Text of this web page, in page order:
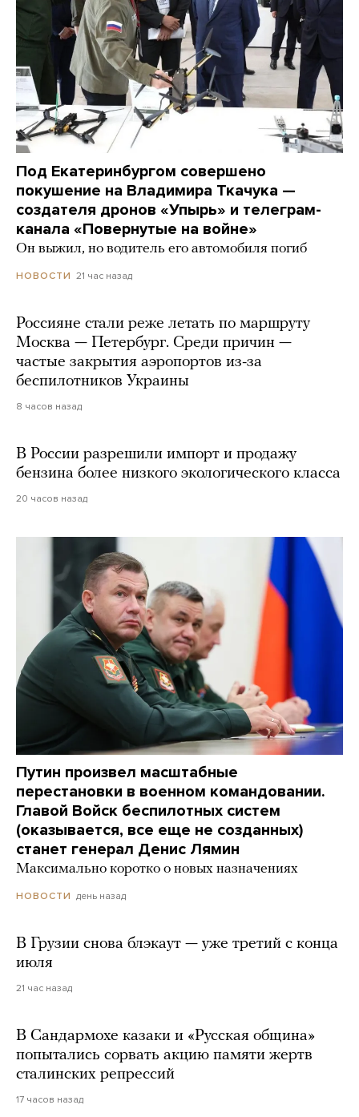
Под Екатеринбургом совершено
покушение на Владимира Ткачука —
создателя дронов «Упырь» и телеграм-
канала «Повернутые на войне»
Он выжил, но водитель его автомобиля погиб
НОВОСТИ 21 час назад
Россияне стали реже летать по маршруту
Москва — Петербург. Среди причин —
частые закрытия аэропортов из-за
беспилотников Украины
8 часов назад
В России разрешили импорт и продажу
бензина более низкого экологического класса
20 часов назад
Путин произвел масштабные
перестановки в военном командовании.
Главой Войск беспилотных систем
(оказывается, все еще не созданных)
станет генерал Денис Лямин
Максимально коротко о новых назначениях
НОВОСТИ день назад
В Грузии снова блэкаут — уже третий с конца
июля
21 час назад
В Сандармохе казаки и «Русская община»
попытались сорвать акцию памяти жертв
сталинских репрессий
17 часов назад